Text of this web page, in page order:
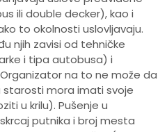
ili double decker), kao i
to okolnosti uslovljavaju.
njih zavisi od tehničke
i tipa autobusa) i
na to ne može da
starosti mora imati svoje
u krilu). Pušenje u
putnika i broj mesta